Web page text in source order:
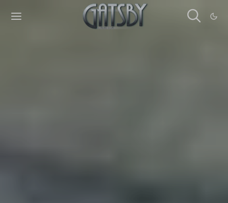
Cookies management panel